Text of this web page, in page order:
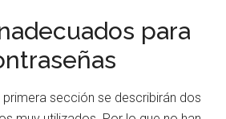
para
primera sección se describirán dos